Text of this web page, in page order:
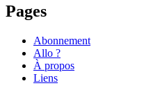
Pages
Abonnement
Allo ?
À propos
Liens